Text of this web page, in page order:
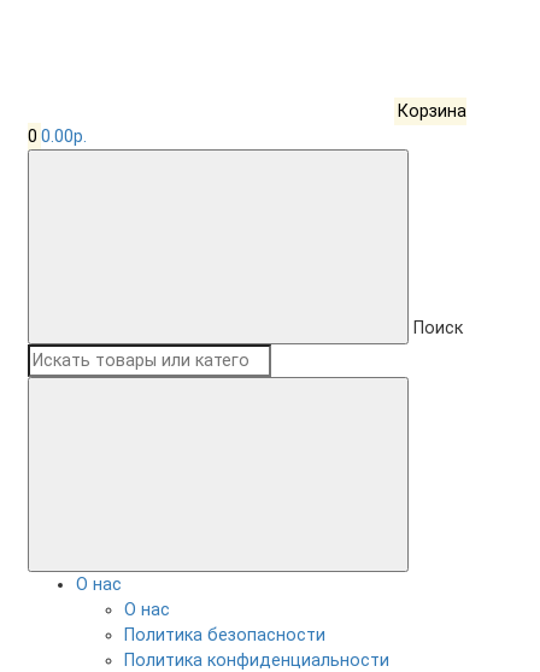
Корзина
0 0.00р.
Поиск
О нас
О нас
Политика безопасности
Политика конфиденциальности